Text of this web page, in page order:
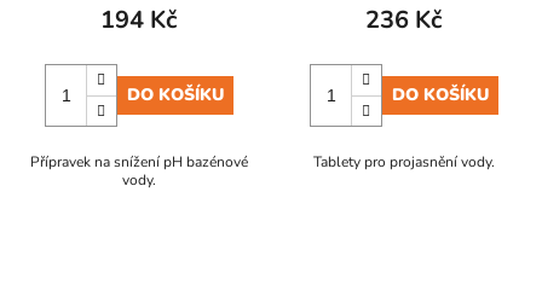
194 Kč
DO KOŠÍKU
Přípravek na snížení pH bazénové
vody.
236 Kč
DO KOŠÍKU
Tablety pro projasnění vody.